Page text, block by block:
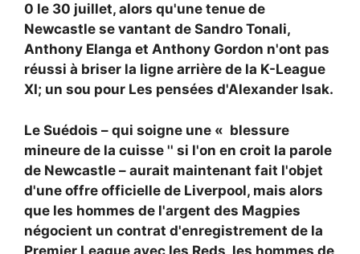
0 le 30 juillet, alors qu'une tenue de
Newcastle se vantant de Sandro Tonali,
Anthony Elanga et Anthony Gordon n'ont pas
réussi à briser la ligne arrière de la K-League
XI; un sou pour Les pensées d'Alexander Isak.
Le Suédois – qui soigne une « blessure
mineure de la cuisse '' si l'on en croit la parole
de Newcastle – aurait maintenant fait l'objet
d'une offre officielle de Liverpool, mais alors
que les hommes de l'argent des Magpies
négocient un contrat d'enregistrement de la
Premier League avec les Reds, les hommes de